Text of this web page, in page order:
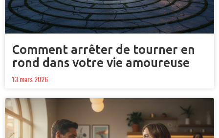
Comment arrêter de tourner en
rond dans votre vie amoureuse
13 mars 2026